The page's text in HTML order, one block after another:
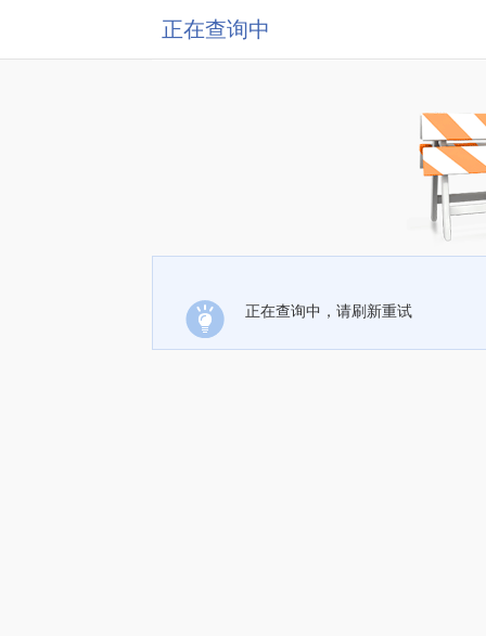
正在查询中
正在查询中，请刷新重试